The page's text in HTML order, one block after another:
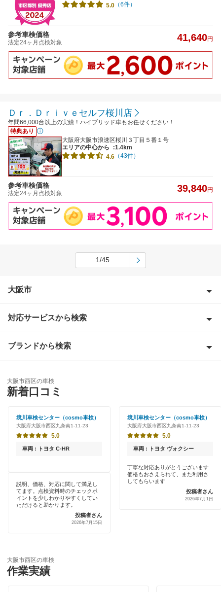
5.0 （6件）
参考車検価格
法定24ヶ月点検対象 41,640円
Ｄｒ．Ｄｒｉｖｅセルフ桜川店
年間66,000台以上の実績！ハイブリッド車もお任せください！
特典あり
大阪府大阪市浪速区桜川３丁目５番１号
エリアの中心から
:1.4km
4.6 （43件）
参考車検価格
法定24ヶ月点検対象 39,840円
1/45
大阪市
大阪市旭区
大阪市生野区
大阪市北区
大阪市此花区
大阪市城東区
大阪市住之江区
大阪市大正区
大阪市中央区
大阪市浪速区
対応サービスから検索
Award 受賞店
特典あり
新車初回割りあり
早割りあり
土日祝OK
代車あり
ハイブリッド車OK
ブランドから検索
「車検の速太郎」
アップル車検
オートバックス
伊藤忠エネクス
車検のコバック
GTNET×カフェ車検
大阪市西区の車検
新着口コミ
境川車検センター（cosmo車検）
大阪府大阪市西区九条南1-11-23
5.0
車両 : トヨタ C-HR
説明、価格、対応に関して満足し
てます。点検資料時のチェックポ
イントを少しわかりやすくしてい
ただけると助かります。
投稿者さん
2026年7月15日
境川車検センター（cosmo車検）
大阪府大阪市西区九条南1-11-23
5.0
車両 : トヨタ ヴォクシー
丁寧な対応ありがとうございます
価格もおさえられて、また利用さ
してもらいます
投稿者さん
2026年7月1日
大阪市西区の車検
作業実績